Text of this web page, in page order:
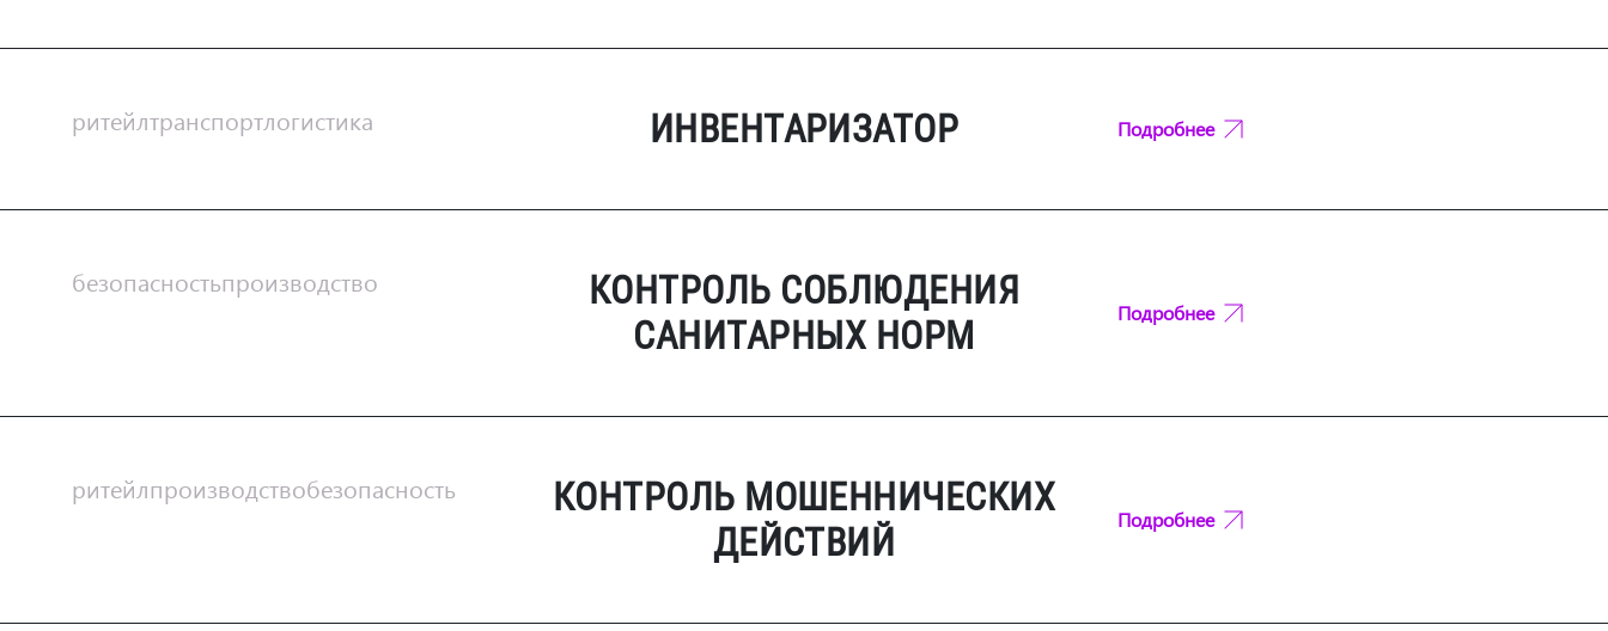
РИТЕЙЛ
ТРАНСПОРТ И ЛОГИСТИКА
БЕЗОПАСНОСТЬ
ритейлтранспортлогистика ИНВЕНТАРИЗАТОР Подробнее
безопасностьпроизводство
КОНТРОЛЬ СОБЛЮДЕНИЯ
САНИТАРНЫХ НОРМ
Подробнее
ритейлпроизводствобезопасность
КОНТРОЛЬ МОШЕННИЧЕСКИХ
ДЕЙСТВИЙ
Подробнее